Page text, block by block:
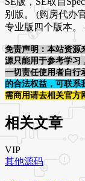
别版。 (购房代办
专业版四个版本
免责声明：本站资源
源只能用于参考学习
一切责任使用者自行
的合法权益，可联系
需商用请去相关官方
相关文章
VIP
其他源码